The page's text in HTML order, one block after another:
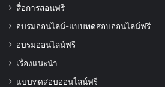
สื่อการสอนฟรี
อบรมออนไลน์-แบบทดสอบออนไลน์ฟรี
อบรมออนไลน์ฟรี
เรื่องแนะนำ
แบบทดสอบออนไลน์ฟรี